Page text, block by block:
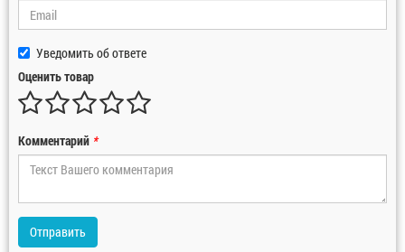
Уведомить об ответе
Оценить товар
Комментарий *
Отправить